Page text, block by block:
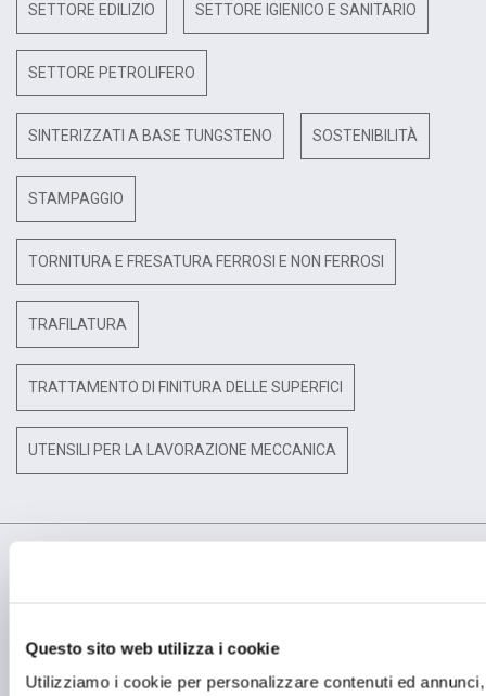
Questo sito web utilizza i cookie
Utilizziamo i cookie per personalizzare contenuti ed
SETTORE EDILIZIO SETTORE IGIENICO E SANITARIO
SETTORE PETROLIFERO
SINTERIZZATI A BASE TUNGSTENO SOSTENIBILITÀ
STAMPAGGIO
TORNITURA E FRESATURA FERROSI E NON FERROSI
TRAFILATURA
TRATTAMENTO DI FINITURA DELLE SUPERFICI
UTENSILI PER LA LAVORAZIONE MECCANICA
OMCD SpA Via Megolo, 43